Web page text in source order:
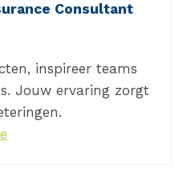
Consultant
inspireer teams
Jouw ervaring zorgt